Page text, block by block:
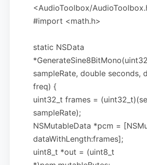
<AudioToolbox/
#import <math.h>
static NSData
sampleRate, double seconds,
freq) {
uint32_t frames =
sampleRate);
NSMutableData *pcm =
dataWithLength:frames];
uint8_t *out = (uint8_t